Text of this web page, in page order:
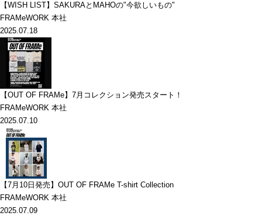
【WISH LIST】SAKURAとMAHOの"今欲しいもの"
FRAMeWORK 本社
2025.07.18
【OUT OF FRAMe】7月コレクション発売スタート！
FRAMeWORK 本社
2025.07.10
【7月10日発売】OUT OF FRAMe T-shirt Collection
FRAMeWORK 本社
2025.07.09